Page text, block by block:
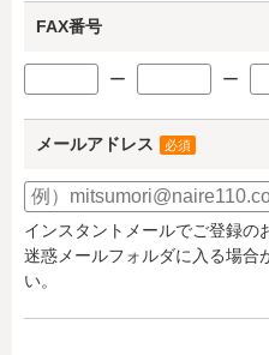
FAX番号
ー ー
メールアドレス 必須
インスタントメールでご登録の
迷惑メールフォルダに入る場合
い。